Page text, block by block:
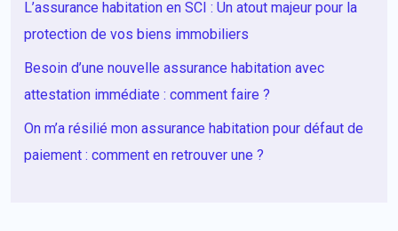
L’assurance habitation en SCI : Un atout majeur pour la
protection de vos biens immobiliers
Besoin d’une nouvelle assurance habitation avec
attestation immédiate : comment faire ?
On m’a résilié mon assurance habitation pour défaut de
paiement : comment en retrouver une ?